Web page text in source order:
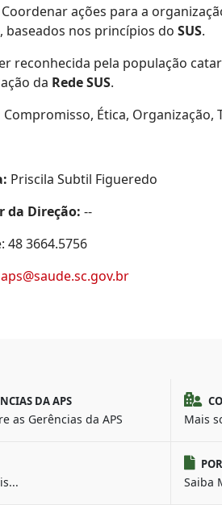
Coordenar ações para a
, baseados nos princípios do SUS.
reconhecida pela população
da Rede SUS.
Compromisso, Ética, Organização,
Priscila Subtil Figueredo
da Direção: --
48 3664.5756
DA APS
as Gerências da APS Mais
Saiba